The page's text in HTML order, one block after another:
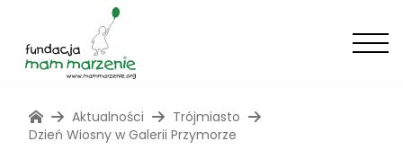
Aktualności
Trójmiasto
Dzień Wiosny w Galerii Przymorze